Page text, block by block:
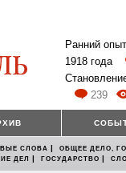
Ранний
1918 года
239
СЛОВА | ОБЩЕЕ ДЕЛО,
ДЕЛ | ГОСУДАРСТВО |